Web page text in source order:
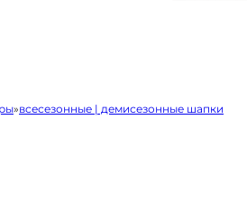
всесезонные | демисезонные шапки